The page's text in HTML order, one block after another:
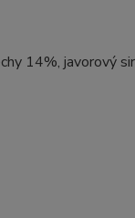
14%, javorový